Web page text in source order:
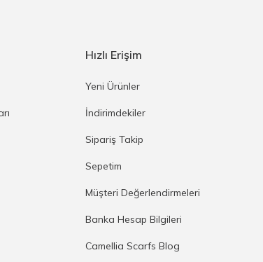
Hızlı Erişim
Yeni Ürünler
İndirimdekiler
Sipariş Takip
Sepetim
Müşteri Değerlendirmeleri
Banka Hesap Bilgileri
Camellia Scarfs Blog